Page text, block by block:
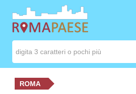
ROMA